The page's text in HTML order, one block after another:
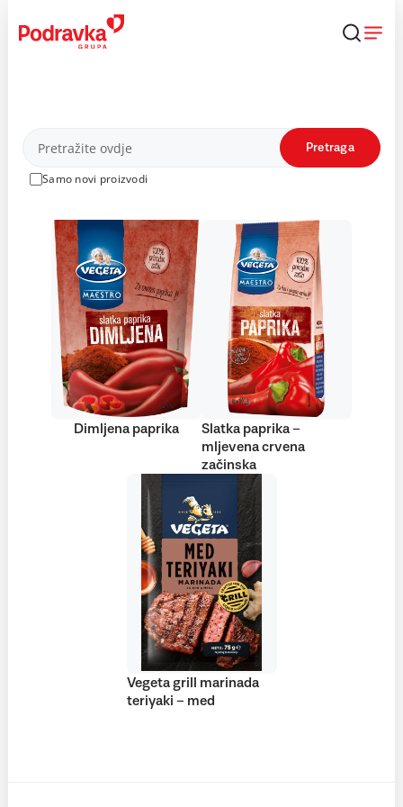
content
Proizvodi
Samo novi proizvodi
Pretraga
Dimljena paprika
Slatka paprika –
mljevena crvena
začinska
Vegeta grill marinada
teriyaki – med